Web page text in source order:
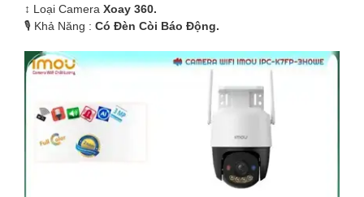
↕️ Loại Camera Xoay 360.
️🎙 Khả Năng : Có Ðèn Còi Báo Động.